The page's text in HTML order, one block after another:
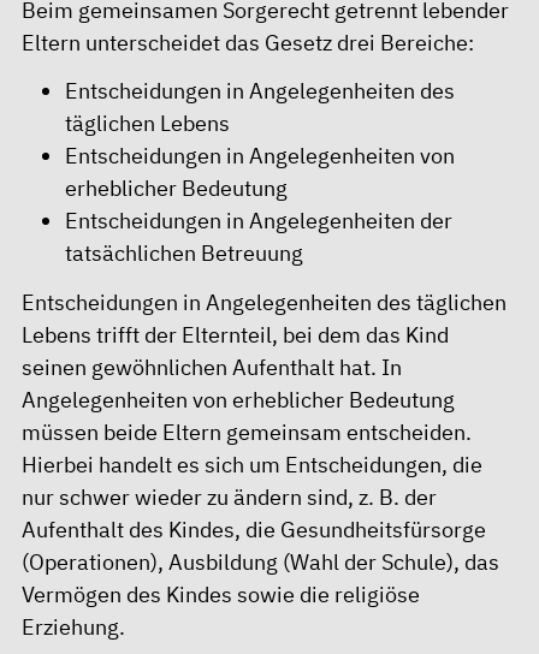
Beim gemeinsamen Sorgerecht getrennt lebender
Eltern unterscheidet das Gesetz drei Bereiche:
Entscheidungen in Angelegenheiten des
täglichen Lebens
Entscheidungen in Angelegenheiten von
erheblicher Bedeutung
Entscheidungen in Angelegenheiten der
tatsächlichen Betreuung
Entscheidungen in Angelegenheiten des täglichen
Lebens trifft der Elternteil, bei dem das Kind
seinen gewöhnlichen Aufenthalt hat. In
Angelegenheiten von erheblicher Bedeutung
müssen beide Eltern gemeinsam entscheiden.
Hierbei handelt es sich um Entscheidungen, die
nur schwer wieder zu ändern sind, z. B. der
Aufenthalt des Kindes, die Gesundheitsfürsorge
(Operationen), Ausbildung (Wahl der Schule), das
Vermögen des Kindes sowie die religiöse
Erziehung.